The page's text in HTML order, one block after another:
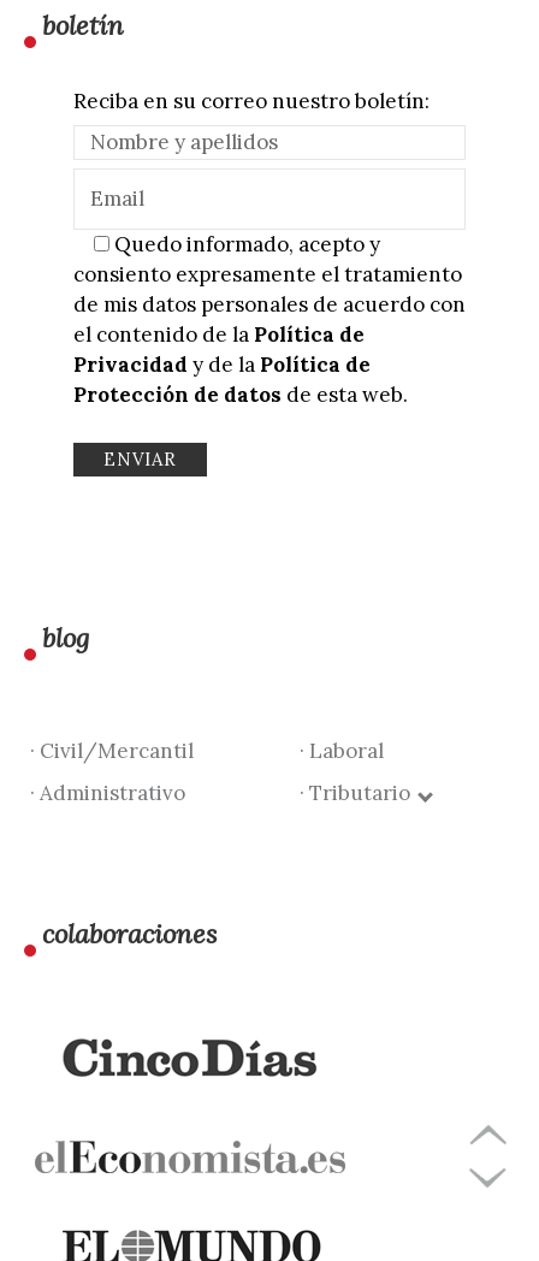
boletín
Reciba en su correo nuestro boletín:
Quedo informado, acepto y
consiento expresamente el tratamiento
de mis datos personales de acuerdo con
el contenido de la Política de
Privacidad y de la Política de
Protección de datos de esta web.
blog
· Civil/Mercantil
· Laboral
· Administrativo
· Tributario
colaboraciones